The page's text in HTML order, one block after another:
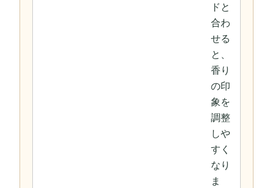
ドと
合わ
せる
と、
香り
の印
象を
調整
しや
すく
なり
ま